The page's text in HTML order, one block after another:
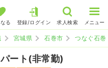
る 登録/ログイン 求人検索 メニュー
宮城県 石巻市 つなぐ石巻
ート(非常勤)